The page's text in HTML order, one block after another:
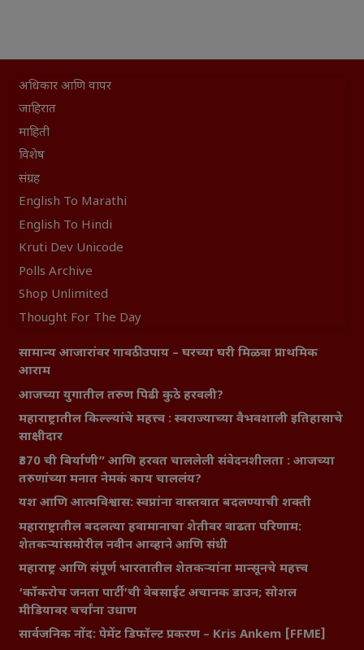
अधिकार आणि वापर
जाहिरात
माहिती
विशेष
संग्रह
English To Marathi
English To Hindi
Kruti Dev Unicode
Polls Archive
Shop Unlimited
Thought For The Day
सामान्य आजारांवर गावठी उपाय – घरच्या घरी मिळवा प्राथमिक
आराम
आजच्या युगातील तरुण पिढी कुठे हरवली?
महाराष्ट्रातील किल्ल्यांचे महत्त्व : स्वराज्याच्या वैभवशाली इतिहासाचे
साक्षीदार
₹370 ची बिर्याणी” आणि हरवत चाललेली संवेदनशीलता : आजच्या
तरुणांच्या मनात नेमकं काय चाललंय?
यश आणि आत्मविश्वास: स्वप्नांना वास्तवात बदलण्याची शक्ती
महाराष्ट्रातील बदलत्या हवामानाचा शेतीवर वाढता परिणाम:
शेतकऱ्यांसमोरील नवीन आव्हाने आणि संधी
महाराष्ट्र आणि संपूर्ण भारतातील शेतकऱ्यांना मान्सूनचे महत्त्व
‘कॉकरोच जनता पार्टी’ची वेबसाईट अचानक डाउन; सोशल
मीडियावर चर्चांना उधाण
सार्वजनिक नोंद: पेमेंट डिफॉल्ट प्रकरण – Kris Ankem [FFME]